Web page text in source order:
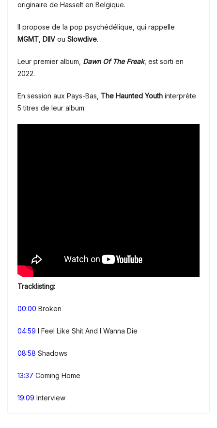
originaire de Hasselt en Belgique.
Il propose de la pop psychédélique, qui rappelle
MGMT DIIV ou Slowdive.
Leur premier album, Dawn Of The Freak, est sorti en
2022.
En session aux Pays-Bas, The Haunted Youth interprète
5 titres de leur album.
Tracklisting:
00:00 Broken
04:59 I Feel Like Shit And I Wanna Die
08:58 Shadows
13:37 Coming Home
19:09 Interview